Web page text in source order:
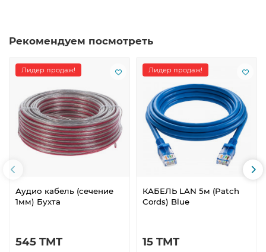
Рекомендуем посмотреть
Лидер продаж!
Аудио кабель (сечение
1мм) Бухта
545 TMT
Лидер продаж!
КАБЕЛЬ LAN 5м (Patch
Cords) Blue
15 TMT